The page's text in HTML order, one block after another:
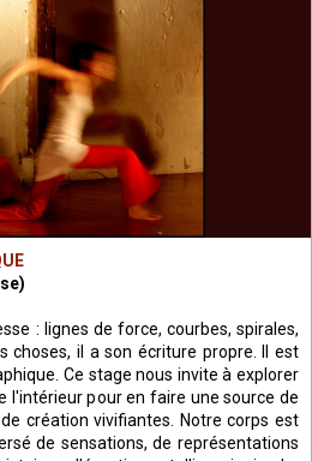
: lignes de force, courbes, spirales,
choses, il a son écriture propre. Il est
Ce stage nous invite à explorer
l'intérieur pour en faire une source de
création vivifiantes.
Notre corps est
de sensations, de représentations